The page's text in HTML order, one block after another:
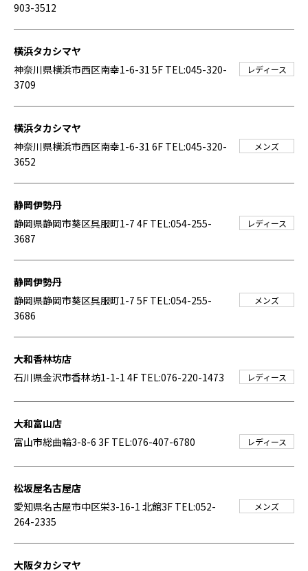
903-3512
横浜タカシマヤ
神奈川県横浜市西区南幸1-6-31 5F TEL:045-320-
3709
レディース
横浜タカシマヤ
神奈川県横浜市西区南幸1-6-31 6F TEL:045-320-
3652
メンズ
静岡伊勢丹
静岡県静岡市葵区呉服町1-7 4F TEL:054-255-
3687
レディース
静岡伊勢丹
静岡県静岡市葵区呉服町1-7 5F TEL:054-255-
3686
メンズ
大和香林坊店
石川県金沢市香林坊1-1-1 4F TEL:076-220-1473 レディース
大和富山店
富山市総曲輪3-8-6 3F TEL:076-407-6780 レディース
松坂屋名古屋店
愛知県名古屋市中区栄3-16-1 北館3F TEL:052-
264-2335
メンズ
大阪タカシマヤ